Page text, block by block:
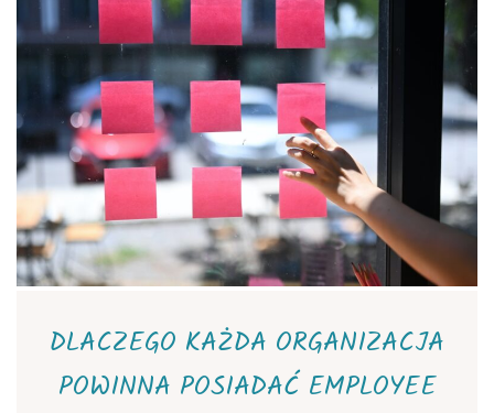
DLACZEGO KAŻDA ORGANIZACJA
POWINNA POSIADAĆ EMPLOYEE